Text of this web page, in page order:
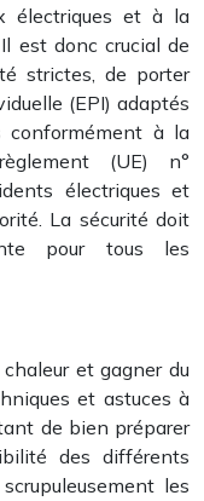
électriques et à la
est donc crucial de
strictes, de porter
(EPI) adaptés
conformément à la
(UE) n°
électriques et
La sécurité doit
pour tous les
et gagner du
et astuces à
de bien préparer
des différents
les